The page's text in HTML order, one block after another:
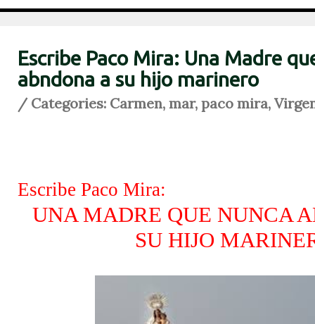
Escribe Paco Mira: Una Madre
abndona a su hijo marinero
/ Categories: Carmen,mar,paco mira,
Escribe Paco Mira:
UNA MADRE QUE NUNCA
SU HIJO